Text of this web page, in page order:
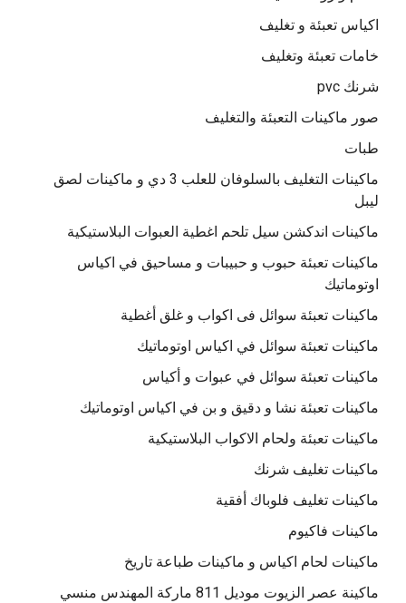
اكياس تعبئة و تغليف
خامات تعبئة وتغليف
شرنك pvc
صور ماكينات التعبئة والتغليف
طبات
ماكينات التغليف بالسلوفان للعلب 3 دي و ماكينات لصق
ليبل
ماكينات اندكشن سيل تلحم اغطية العبوات البلاستيكية
ماكينات تعبئة حبوب و حبيبات و مساحيق في اكياس
اوتوماتيك
ماكينات تعبئة سوائل فى اكواب و غلق أغطية
ماكينات تعبئة سوائل في اكياس اوتوماتيك
ماكينات تعبئة سوائل في عبوات و أكياس
ماكينات تعبئة نشا و دقيق و بن في اكياس اوتوماتيك
ماكينات تعبئة ولحام الاكواب البلاستيكية
ماكينات تغليف شرنك
ماكينات تغليف فلوباك أفقية
ماكينات فاكيوم
ماكينات لحام اكياس و ماكينات طباعة تاريخ
ماكينة عصر الزيوت موديل 811 ماركة المهندس منسي